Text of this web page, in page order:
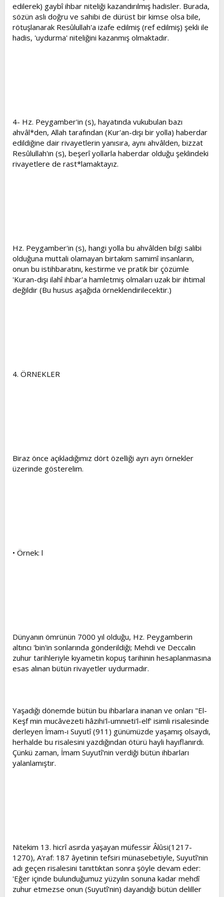
edilerek) gaybî ihbar niteliği kazandırılmış hadisler. Burada,
sözün aslı doğru ve sahibi de dürüst bir kimse olsa bile,
rötuşlanarak Resûlullah'a izafe edilmiş (ref edilmiş) şekli ile
hadis, 'uydurma' niteliğini kazanmış olmaktadır.
4- Hz. Peygamber'in (s), hayatında vukubulan bazı
ahvâl*den, Allah tarafından (Kur'an-dışı bir yolla) haberdar
edildiğine dair rivayetlerin yanısıra, aynı ahvâlden, bizzat
Resûlullah'ın (s), beşerî yollarla haberdar olduğu şeklindeki
rivayetlere de rast*lamaktayız.
Hz. Peygamber'in (s), hangi yolla bu ahvâlden bilgi salibi
olduğuna muttali olamayan birtakım samimî insanların,
onun bu istihbaratını, kestirme ve pratik bir çözümle
'Kuran-dışı ilahî ihbar'a hamletmiş olmaları uzak bir ihtimal
değildir (Bu husus aşağıda örneklendirilecektir.)
4. ÖRNEKLER
Biraz önce açıkladığımız dört özelliği ayrı ayrı örnekler
üzerinde gösterelim.
• Örnek: l
Dünyanın ömrünün 7000 yıl olduğu, Hz. Peygamberin
altıncı 'bin'in sonlarında gönderildiği; Mehdi ve Deccalin
zuhur tarihleriyle kıyametin kopuş tarihinin hesaplanmasına
esas alınan bütün rivayetler uydurmadır.
Yaşadığı dönemde bütün bu ihbarlara inanan ve onları "El-
Keşf min mucâvezeti hâzihi'l-umnıeti'l-elf' isimli risalesinde
derleyen İmam-ı Suyutî (911) günümüzde yaşamış olsaydı,
herhalde bu risalesini yazdığından ötürü hayli hayıflanırdı.
Çünkü zaman, İmam Suyutî'nin verdiği bütün ihbarları
yalanlamıştır.
Nitekim 13. hicrî asırda yaşayan müfessir Âlûsi(1217-
1270), A'raf: 187 âyetinin tefsiri münasebetiyle, Suyutî'nin
adı geçen risalesini tanıttıktan sonra şöyle devam eder:
'Eğer içinde bulunduğumuz yüzyılın sonuna kadar mehdî
zuhur etmezse onun (Suyutî'nin) dayandığı bütün deliller